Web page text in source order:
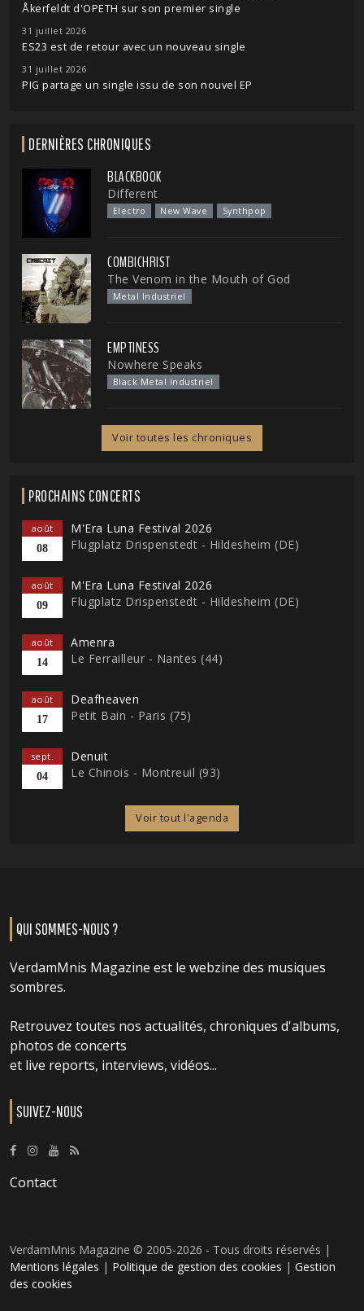
Åkerfeldt d'OPETH sur son premier single
31 juillet 2026
ES23 est de retour avec un nouveau single
31 juillet 2026
PIG partage un single issu de son nouvel EP
DERNIÈRES CHRONIQUES
BLACKBOOK
Different
Electro New Wave Synthpop
COMBICHRIST
The Venom in the Mouth of God
Metal Industriel
EMPTINESS
Nowhere Speaks
Black Metal Industriel
Voir toutes les chroniques
PROCHAINS CONCERTS
août
08
M'Era Luna Festival 2026
Flugplatz Drispenstedt - Hildesheim (DE)
août
09
M'Era Luna Festival 2026
Flugplatz Drispenstedt - Hildesheim (DE)
août
14
Amenra
Le Ferrailleur - Nantes (44)
août
17
Deafheaven
Petit Bain - Paris (75)
sept.
04
Denuit
Le Chinois - Montreuil (93)
Voir tout l'agenda
QUI SOMMES-NOUS ?
VerdamMnis Magazine est le webzine des musiques
sombres.
Retrouvez toutes nos actualités, chroniques d'albums,
photos de concerts
et live reports, interviews, vidéos...
SUIVEZ-NOUS
Contact
VerdamMnis Magazine © 2005-2026 - Tous droits réservés |
Mentions légales | Politique de gestion des cookies | Gestion
des cookies